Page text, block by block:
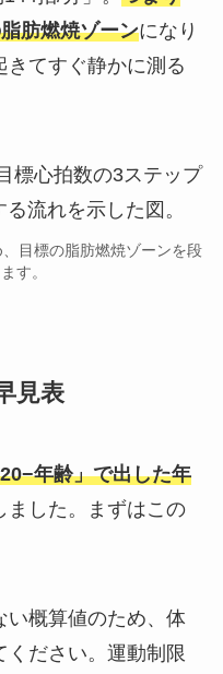
肪燃焼ゾーンになり
きてすぐ静かに測る
目標の脂肪燃焼ゾーンを段
す。
見表
年齢」で出した年
ました。まずはこの
い概算値のため、体
ください。運動制限